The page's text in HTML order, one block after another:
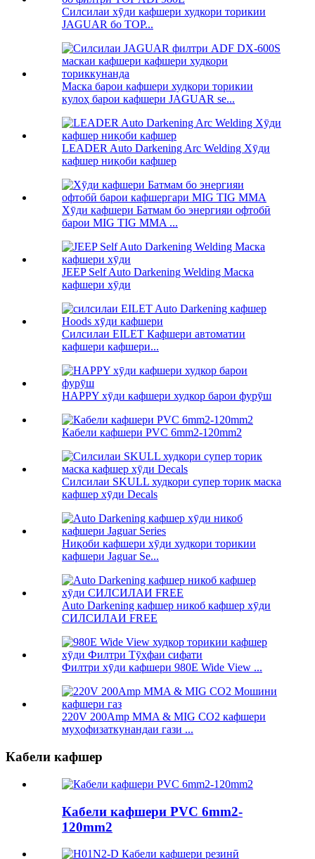
Силсилаи хӯди кафшери худкори торикии
JAGUAR бо TOP...
Маска барои кафшери худкори торикии
кулоҳ барои кафшери JAGUAR se...
LEADER Auto Darkening Arc Welding Хӯди
кафшер ниқоби кафшер
Хӯди кафшери Батмам бо энергияи офтобӣ
барои MIG TIG MMA ...
JEEP Self Auto Darkening Welding Маска
кафшери хӯди
Силсилаи EILET Кафшери автоматии
кафшери кафшери...
HAPPY хӯди кафшери худкор барои фурӯш
Кабели кафшери PVC 6mm2-120mm2
Силсилаи SKULL худкори супер торик маска
кафшер хӯди Decals
Ниқоби кафшери хӯди худкори торикии
кафшери Jaguar Se...
Auto Darkening кафшер никоб кафшер хӯди
СИЛСИЛАИ FREE
Филтри хӯди кафшери 980E Wide View ...
220V 200Amp MMA & MIG CO2 кафшери
муҳофизаткунандаи гази ...
Кабели кафшер
Кабели кафшери PVC 6mm2-
120mm2